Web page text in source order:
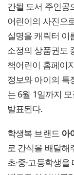
간될 도서 주인공
어린이의 사진으
실명을 캐릭터 이
소정의 상품권도
책어린이 홈페이
정보와 아이의 특
는 6월 1일까지
발표된다.
학생복 브랜드 아
로 간식을 배달해
초·중·고등학생